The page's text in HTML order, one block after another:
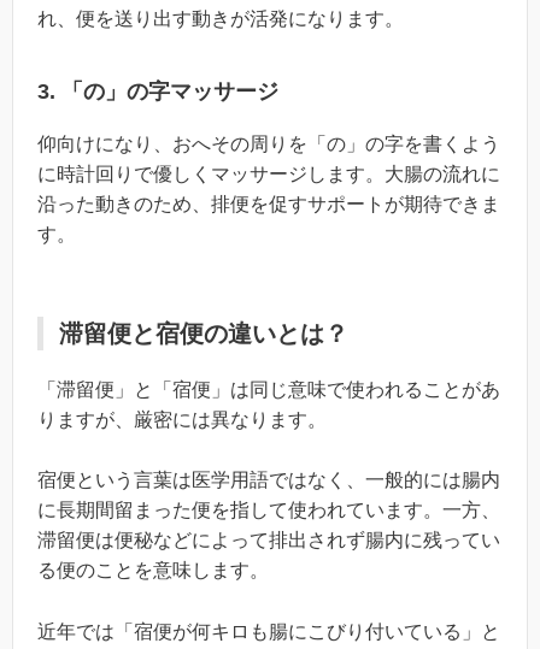
れ、便を送り出す動きが活発になります。
3. 「の」の字マッサージ
仰向けになり、おへその周りを「の」の字を書くよう
に時計回りで優しくマッサージします。大腸の流れに
沿った動きのため、排便を促すサポートが期待できま
す。
滞留便と宿便の違いとは？
「滞留便」と「宿便」は同じ意味で使われることがあ
りますが、厳密には異なります。
宿便という言葉は医学用語ではなく、一般的には腸内
に長期間留まった便を指して使われています。一方、
滞留便は便秘などによって排出されず腸内に残ってい
る便のことを意味します。
近年では「宿便が何キロも腸にこびり付いている」と